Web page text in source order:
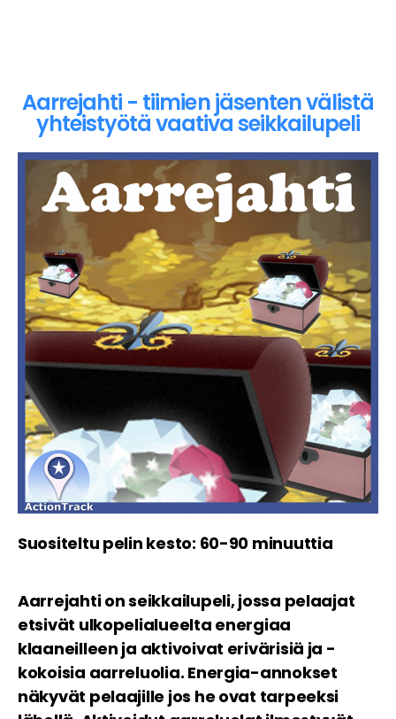
Aarrejahti - tiimien jäsenten välistä
yhteistyötä vaativa seikkailupeli
Suositeltu pelin kesto: 60-90 minuuttia
Aarrejahti on seikkailupeli, jossa pelaajat
etsivät ulkopelialueelta energiaa
klaaneilleen ja aktivoivat erivärisiä ja -
kokoisia aarreluolia. Energia-annokset
näkyvät pelaajille jos he ovat tarpeeksi